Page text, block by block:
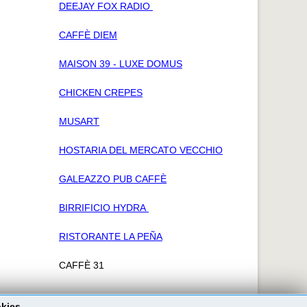
DEEJAY FOX RADIO
CAFFÈ DIEM
MAISON 39 - LUXE DOMUS
CHICKEN CREPES
MUSART
HOSTARIA DEL MERCATO VECCHIO
GALEAZZO PUB CAFFÈ
BIRRIFICIO HYDRA
RISTORANTE LA PEÑA
CAFFÈ 31